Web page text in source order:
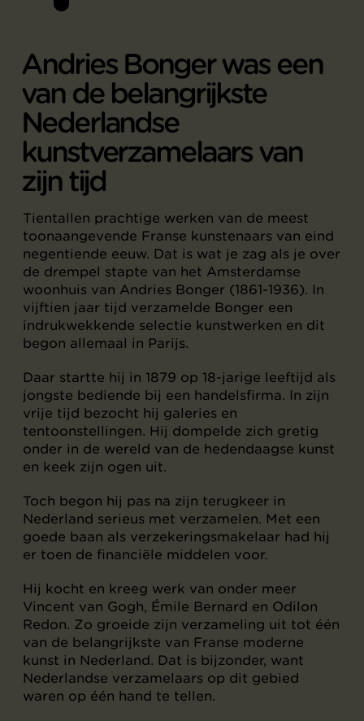
Andries Bonger was een
van de belangrijkste
Nederlandse
kunstverzamelaars van
zijn tijd
Tientallen prachtige werken van de meest
toonaangevende Franse kunstenaars van eind
negentiende eeuw. Dat is wat je zag als je over
de drempel stapte van het Amsterdamse
woonhuis van Andries Bonger (1861-1936). In
vijftien jaar tijd verzamelde Bonger een
indrukwekkende selectie kunstwerken en dit
begon allemaal in Parijs.
Daar startte hij in 1879 op 18-jarige leeftijd als
jongste bediende bij een handelsfirma. In zijn
vrije tijd bezocht hij galeries en
tentoonstellingen. Hij dompelde zich gretig
onder in de wereld van de hedendaagse kunst
en keek zijn ogen uit.
Toch begon hij pas na zijn terugkeer in
Nederland serieus met verzamelen. Met een
goede baan als verzekeringsmakelaar had hij
er toen de financiële middelen voor.
Hij kocht en kreeg werk van onder meer
Vincent van Gogh, Émile Bernard en Odilon
Redon. Zo groeide zijn verzameling uit tot één
van de belangrijkste van Franse moderne
kunst in Nederland. Dat is bijzonder, want
Nederlandse verzamelaars op dit gebied
waren op één hand te tellen.